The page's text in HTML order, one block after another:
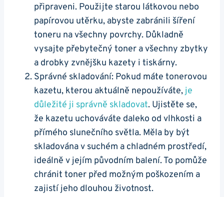
připraveni. Použijte starou látkovou nebo
papírovou utěrku, abyste zabránili šíření
toneru na všechny povrchy. Důkladně
vysajte přebytečný toner a všechny zbytky
a drobky zvnějšku kazety i tiskárny.
Správné skladování: Pokud máte tonerovou
kazetu, kterou aktuálně nepoužíváte, je
důležité ji správně skladovat. Ujistěte se,
že kazetu uchováváte daleko od vlhkosti a
přímého slunečního světla. Měla by být
skladována v suchém a chladném prostředí,
ideálně v jejím původním balení. To pomůže
chránit toner před možným poškozením a
zajistí jeho dlouhou životnost.